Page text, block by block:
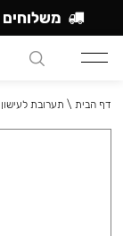
דף הבית \ תערובת לעישון
משלוחים